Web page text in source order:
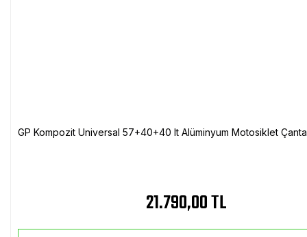
GP Kompozit Universal 57+40+40 lt Alüminyum Motosiklet
21.790,00 TL